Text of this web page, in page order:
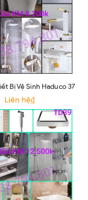
Bị Vệ Sinh Haduco 37
Liên hệ₫